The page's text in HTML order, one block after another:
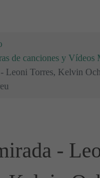
de canciones y Vídeos
Leoni Torres, Kelvin
-